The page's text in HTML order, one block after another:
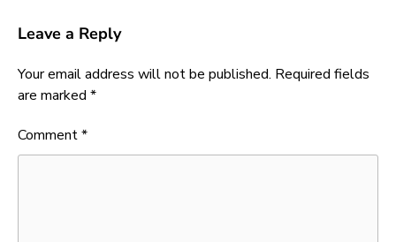
Leave a Reply
Your email address will not be published. Required fields
are marked *
Comment*